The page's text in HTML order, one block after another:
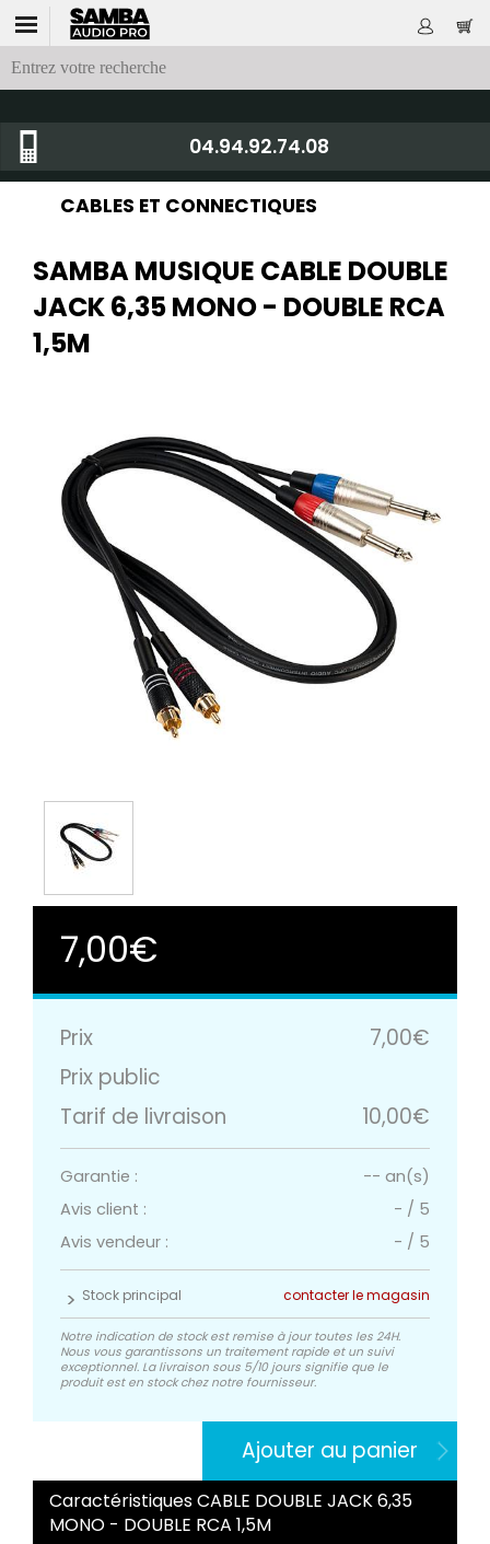
04.94.92.74.08
CABLES ET CONNECTIQUES
SAMBA MUSIQUE CABLE DOUBLE
JACK 6,35 MONO - DOUBLE RCA
1,5M
7,00€
Prix
7,00€
Prix public
Tarif de livraison
10,00€
Garantie :
-- an(s)
Avis client :
- / 5
Avis vendeur :
- / 5
Stock principal contacter le magasin
Notre indication de stock est remise à jour toutes les 24H.
Nous vous garantissons un traitement rapide et un suivi
exceptionnel. La livraison sous 5/10 jours signifie que le
produit est en stock chez notre fournisseur.
Ajouter au panier
Caractéristiques CABLE DOUBLE JACK 6,35
MONO - DOUBLE RCA 1,5M